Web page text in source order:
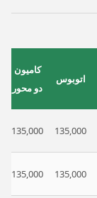
اتوبوس
کامیون
دو محور
135,000
135,000
135,000
135,000